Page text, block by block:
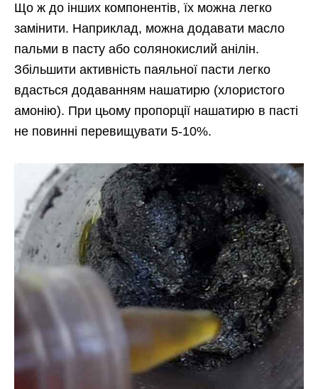
Що ж до інших компонентів, їх можна легко
замінити. Наприклад, можна додавати масло
пальми в пасту або солянокислий анілін.
Збільшити активність паяльної пасти легко
вдасться додаванням нашатирю (хлористого
амонію). При цьому пропорції нашатирю в пасті
не повинні перевищувати 5-10%.